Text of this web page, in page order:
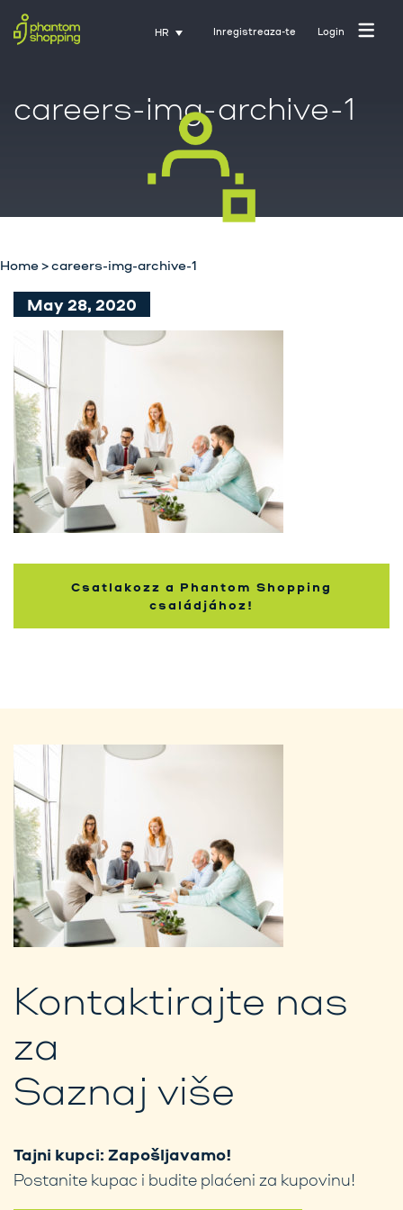
HR Inregistreaza-te Login
Početna stranica
O nama
Kupci
careers-img-archive-1
Home>careers-img-archive-1
May 28, 2020
Csatlakozz a Phantom Shopping
családjához!
Kontaktirajte nas
za
Saznaj više
Tajni kupci: Zapošljavamo!
Postanite kupac i budite plaćeni za kupovinu!